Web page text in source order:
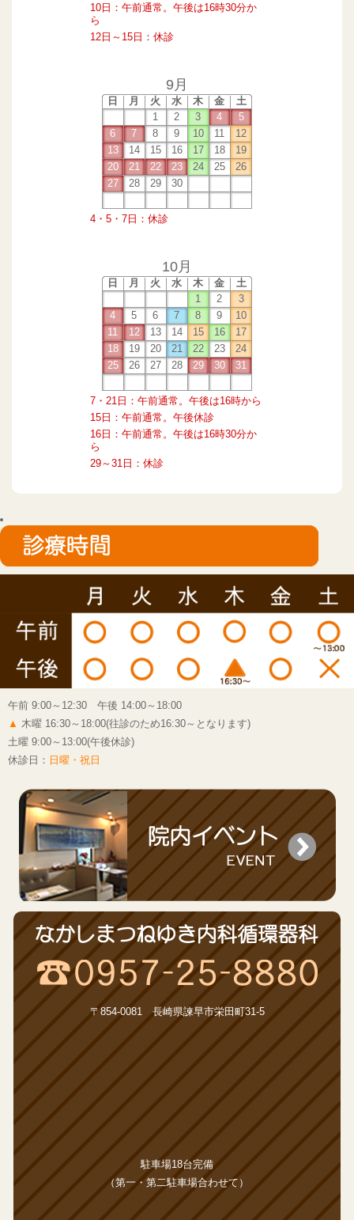
10日：午前通常。午後は16時30分か
ら
12日～15日：休診
9月
日 月 火 水 木 金
土
1
2 3 4
5
6
7 8 9 10 11
12
13
14 15 16 17 18
19
20
21 22 23 24 25
26
27
28 29 30
4・5・7日：休診
10月
日 月 火 水 木 金
土
1
2
3
4
5 6 7 8 9
10
11
12 13 14 15 16
17
18
19 20 21 22 23
24
25
26 27 28 29 30 31
7・21日：午前通常。午後は16時から
15日：午前通常。午後休診
16日：午前通常。午後は16時30分か
ら
29～31日：休診
午前 9:00～12:30 午後 14:00～18:00
▲ 木曜 16:30～18:00(往診のため16:30～となります)
土曜 9:00～13:00(午後休診)
休診日： 日曜・祝日
〒854-0081 長崎県諫早市栄田町31-5
駐車場18台完備
（第一・第二駐車場合わせて）